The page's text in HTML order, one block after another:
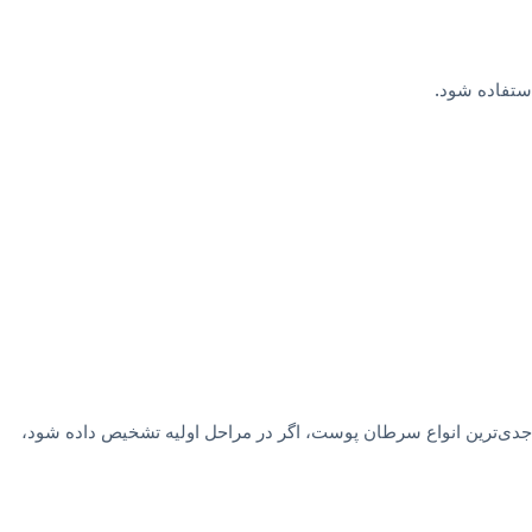
شود.
انواع سرطان پوست، اگر در مراحل اولیه تشخیص داده شود،